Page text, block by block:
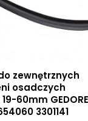
zewnętrznych
osadczych
60mm GEDORE
3301141